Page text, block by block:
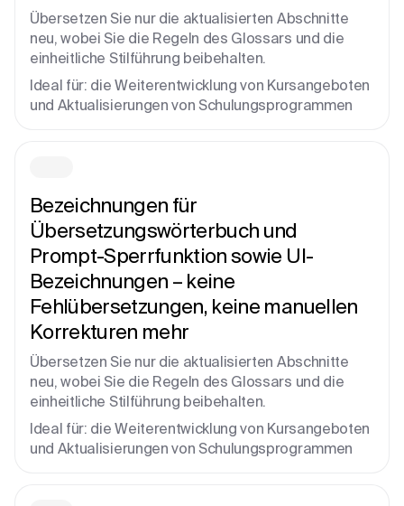
Übersetzen Sie nur die aktualisierten Abschnitte
neu, wobei Sie die Regeln des Glossars und die
einheitliche Stilführung beibehalten.
Ideal für: die Weiterentwicklung von Kursangeboten
und Aktualisierungen von Schulungsprogrammen
Bezeichnungen für
Übersetzungswörterbuch und
Prompt-Sperrfunktion sowie UI-
Bezeichnungen – keine
Fehlübersetzungen, keine manuellen
Korrekturen mehr
Übersetzen Sie nur die aktualisierten Abschnitte
neu, wobei Sie die Regeln des Glossars und die
einheitliche Stilführung beibehalten.
Ideal für: die Weiterentwicklung von Kursangeboten
und Aktualisierungen von Schulungsprogrammen